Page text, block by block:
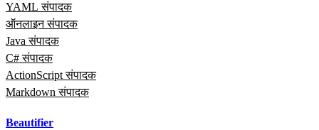
YAML संपादक
ऑनलाइन संपादक
Java संपादक
C# संपादक
ActionScript संपादक
Markdown संपादक
Beautifier